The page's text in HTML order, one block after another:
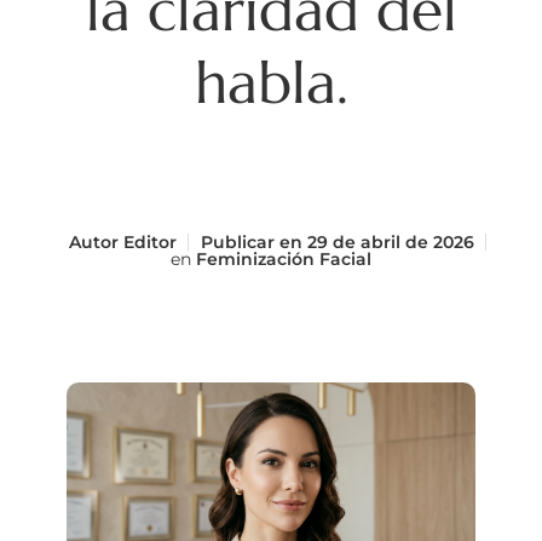
habla.
AutorEditor Publicar en 29 de abril de 2026
en Feminización Facial